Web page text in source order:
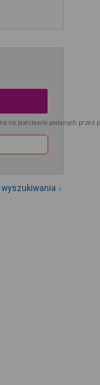
na podstawie podanych przez